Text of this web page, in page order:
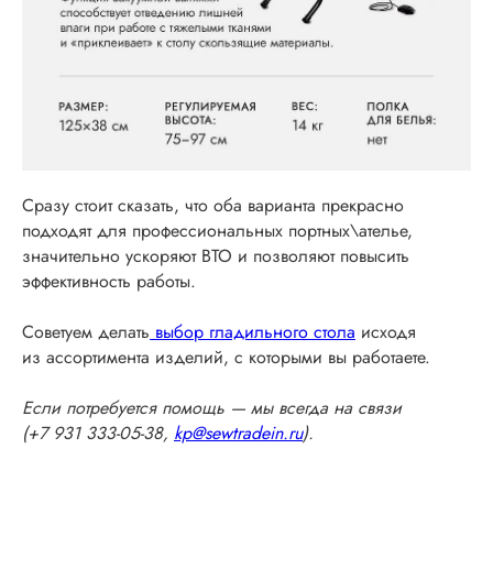
Сразу стоит сказать, что оба варианта прекрасно
подходят для профессиональных портных\ателье,
значительно ускоряют ВТО и позволяют повысить
эффективность работы.
Советуем делать выбор гладильного стола исходя
из ассортимента изделий, с которыми вы работаете.
Если потребуется помощь — мы всегда на связи
(+7 931 333-05-38, kp@sewtradein.ru).